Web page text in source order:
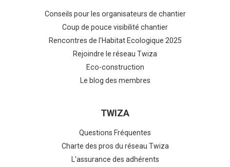
Conseils pour les organisateurs de chantier
Coup de pouce visibilité chantier
Rencontres de l'Habitat Ecologique 2025
Rejoindre le réseau Twiza
Eco-construction
Le blog des membres
TWIZA
Questions Fréquentes
Charte des pros du réseau Twiza
L'assurance des adhérents